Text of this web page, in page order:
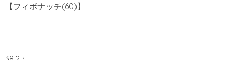
【フィボナッチ(60)】
–